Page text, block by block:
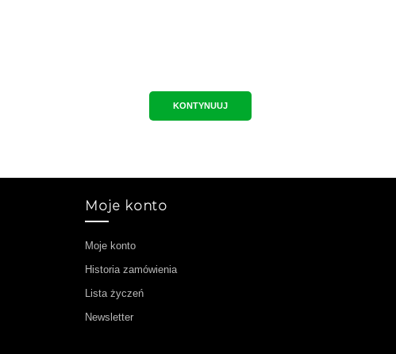
KONTYNUUJ
Moje konto
Moje konto
Historia zamówienia
Lista życzeń
Newsletter